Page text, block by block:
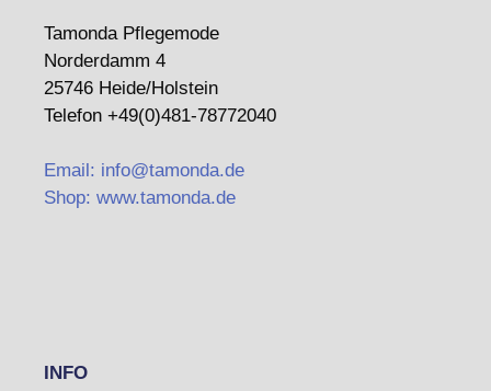
Tamonda Pflegemode
Norderdamm 4
25746 Heide/Holstein
Telefon +49(0)481-78772040
Email: info@tamonda.de
Shop: www.tamonda.de
INFO